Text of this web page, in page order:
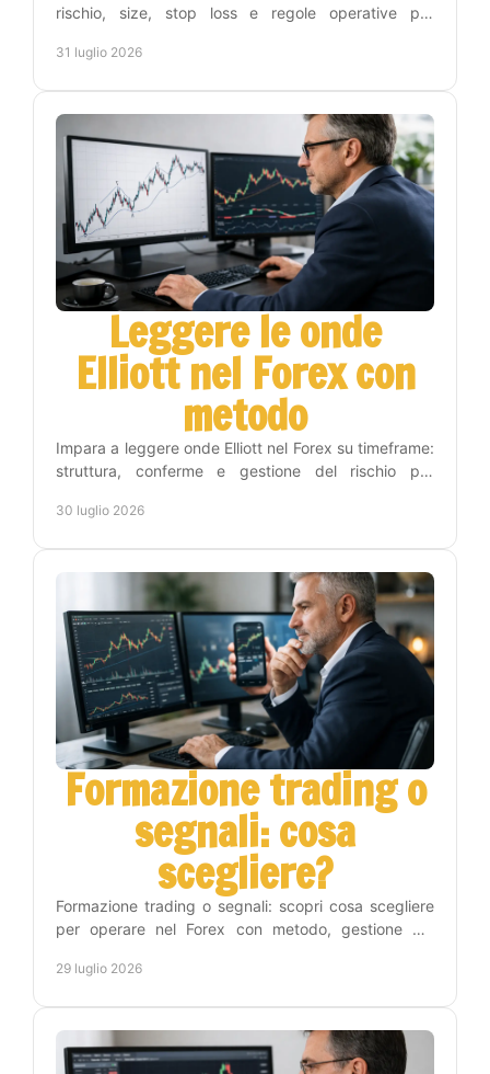
rischio, size, stop loss e regole operative per
disciplina.
31 luglio 2026
Leggere le onde
Elliott nel Forex con
metodo
Impara a leggere onde Elliott nel Forex su timeframe:
struttura, conferme e gestione del rischio per
30 luglio 2026
Formazione trading o
segnali: cosa
scegliere?
Formazione trading o segnali: scopri cosa scegliere
per operare nel Forex con metodo, gestione del
29 luglio 2026